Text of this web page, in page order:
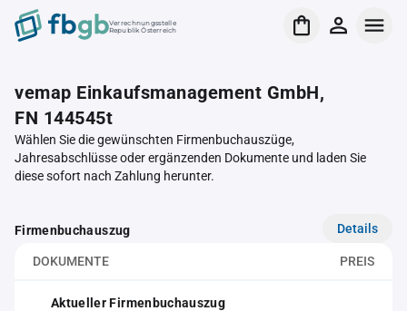
Verrechnungsstelle
Republik Österreich
vemap Einkaufsmanagement GmbH,
FN 144545t
Wählen Sie die gewünschten Firmenbuchauszüge,
Jahresabschlüsse oder ergänzenden Dokumente und laden Sie
diese sofort nach Zahlung herunter.
Firmenbuchauszug Details
DOKUMENTE PREIS
Aktueller Firmenbuchauszug